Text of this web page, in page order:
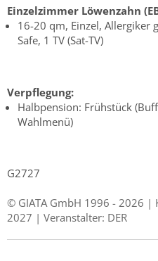
Einzelzimmer Löwenzahn
16-20 qm, Einzel, Allergiker
Safe, 1 TV (Sat-TV)
Verpflegung:
Halbpension: Frühstück
Wahlmenü)
G2727
© GIATA GmbH 1996 - 2026 |
2027 | Veranstalter: DER